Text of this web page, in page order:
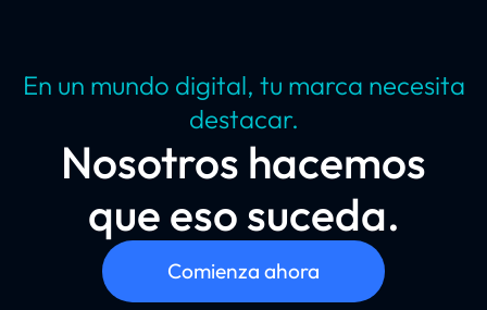
En un mundo digital, tu marca necesita
destacar.
Nosotros hacemos
que eso suceda.
Comienza ahora